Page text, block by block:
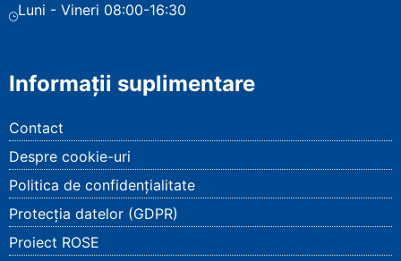
Luni - Vineri 08:00-16:30
Informații suplimentare
Contact
Despre cookie-uri
Politica de confidențialitate
Protecția datelor (GDPR)
Proiect ROSE